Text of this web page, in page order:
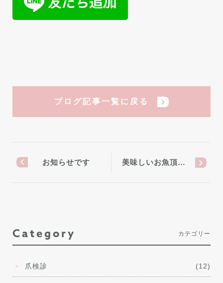
ブログ記事一覧に戻る
お知らせです 美味しいお魚頂…
Category カテゴリー
爪検診 (12)